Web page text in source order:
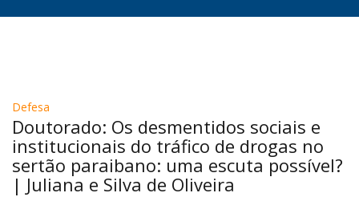
Defesa
Doutorado: Os desmentidos sociais e
institucionais do tráfico de drogas no
sertão paraibano: uma escuta possível?
| Juliana e Silva de Oliveira